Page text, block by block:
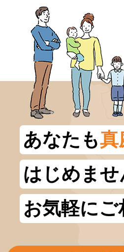
あなたも真
はじめませ
お気軽に